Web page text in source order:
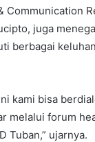
Communication
juga
berbagai
kami bisa
melalui forum
Tuban,” ujarnya.